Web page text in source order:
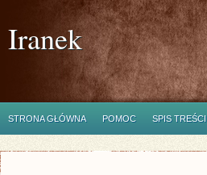
Iranek
STRONA GŁÓWNA POMOC SPIS TREŚCI